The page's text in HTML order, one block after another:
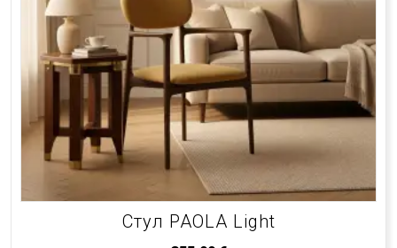
Стул PAOLA Light